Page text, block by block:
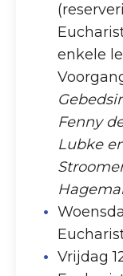
enkele
Fenny
Lubke
Vrijdag